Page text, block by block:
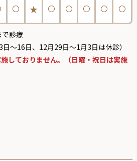
〇 ★ 〇 〇 〇 〇 〇
診療
〜16日、12月29日〜1月3日は休診）
しておりません。（日曜・祝日は実施